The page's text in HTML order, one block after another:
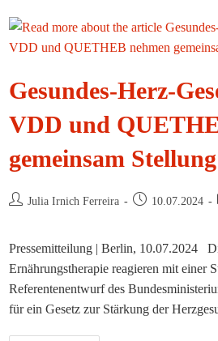
Online-
Mitgliederbefragung
2024
Des
Gesundes-Herz-
VDD und
gemeinsam Stellung
Beitrags-
Julia Irnich Ferreira
Beitrag10.07.2024
Pressemitteilung | Berlin, 10.07.2024
Ernährungstherapie reagieren mit einer
Referentenentwurf des
für ein Gesetz zur Stärkung der